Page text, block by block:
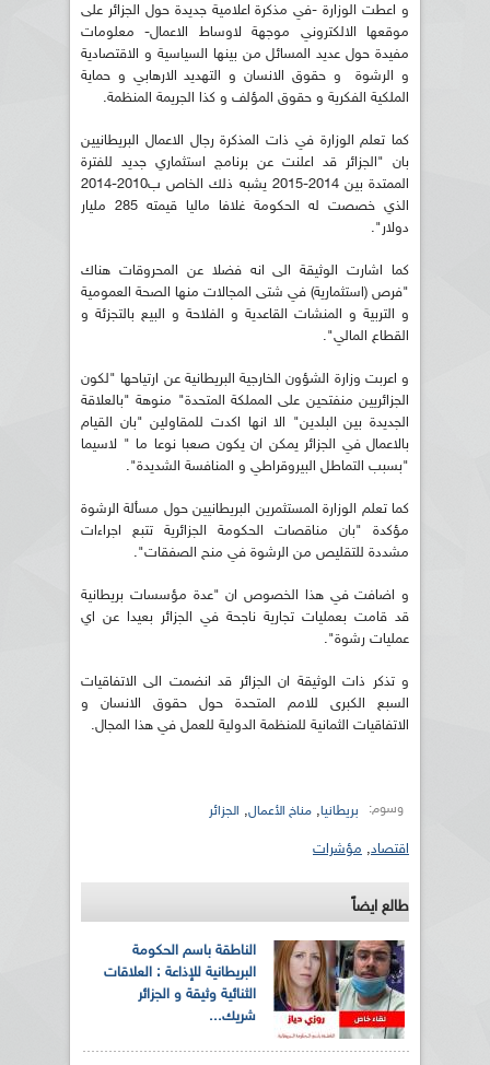
و اعطت الوزارة -في مذكرة اعلامية جديدة حول الجزائر على
موقعها الالكتروني موجهة لاوساط الاعمال- معلومات
مفيدة حول عديد المسائل من بينها السياسية و الاقتصادية
و الرشوة و حقوق الانسان و التهديد الارهابي و حماية
الملكية الفكرية و حقوق المؤلف و كذا الجريمة المنظمة.
كما تعلم الوزارة في ذات المذكرة رجال الاعمال البريطانيين
بان "الجزائر قد اعلنت عن برنامج استثماري جديد للفترة
الممتدة بين 2014-2015 يشبه ذلك الخاص ب2010-2014
الذي خصصت له الحكومة غلافا ماليا قيمته 285 مليار
دولار".
كما اشارت الوثيقة الى انه فضلا عن المحروقات هناك
"فرص (استثمارية) في شتى المجالات منها الصحة العمومية
و التربية و المنشات القاعدية و الفلاحة و البيع بالتجزئة و
القطاع المالي".
و اعربت وزارة الشؤون الخارجية البريطانية عن ارتياحها "لكون
الجزائريين منفتحين على المملكة المتحدة" منوهة "بالعلاقة
الجديدة بين البلدين" الا انها اكدت للمقاولين "بان القيام
بالاعمال في الجزائر يمكن ان يكون صعبا نوعا ما " لاسيما
"بسبب التماطل البيروقراطي و المنافسة الشديدة".
كما تعلم الوزارة المستثمرين البريطانيين حول مسألة الرشوة
مؤكدة "بان مناقصات الحكومة الجزائرية تتبع اجراءات
مشددة للتقليص من الرشوة في منح الصفقات".
و اضافت في هذا الخصوص ان "عدة مؤسسات بريطانية
قد قامت بعمليات تجارية ناجحة في الجزائر بعيدا عن اي
عمليات رشوة".
و تذكر ذات الوثيقة ان الجزائر قد انضمت الى الاتفاقيات
السبع الكبرى للامم المتحدة حول حقوق الانسان و
الاتفاقيات الثمانية للمنظمة الدولية للعمل في هذا المجال.
وسوم: بريطانيا, مناخ الأعمال, الجزائر
اقتصاد, مؤشرات
طالع ايضاً
الناطقة باسم الحكومة
البريطانية للإذاعة : العلاقات
الثنائية وثيقة و الجزائر
شريك...